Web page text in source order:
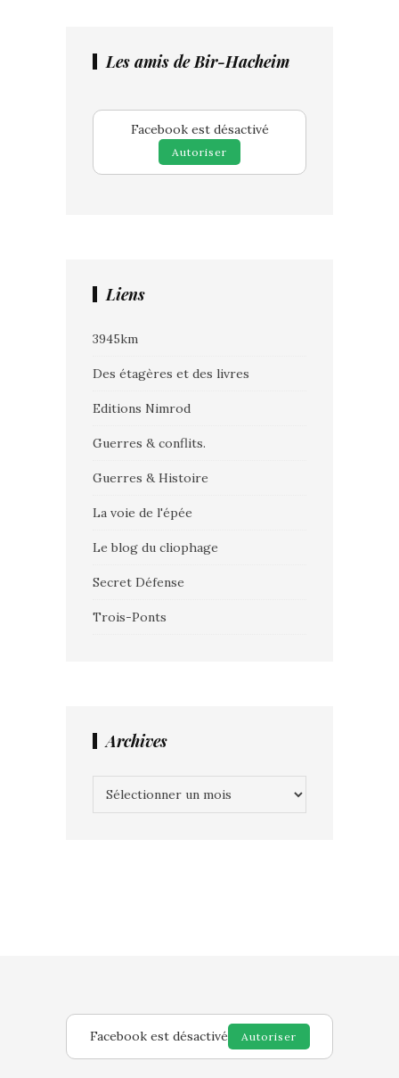
Les amis de Bir-Hacheim
Facebook est désactivé
Autoriser
Liens
3945km
Des étagères et des livres
Editions Nimrod
Guerres & conflits.
Guerres & Histoire
La voie de l'épée
Le blog du cliophage
Secret Défense
Trois-Ponts
Archives
Facebook est désactivé Autoriser